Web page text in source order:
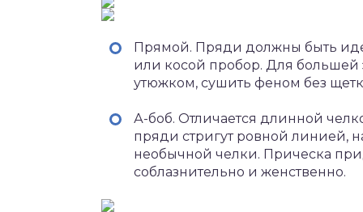
Прямой. Пряди должны быть
или косой пробор. Для большей
утюжком, сушить феном без
А-боб. Отличается длинной
пряди стригут ровной линией,
необычной челки. Прическа
соблазнительно и женственно.